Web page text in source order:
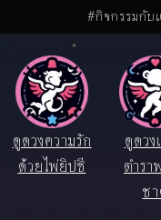
#กิจกรรมกับ
ดูดวงความรัก
ด้วยไพ่ยิปซี
ดูดวง
ตำรา
ช